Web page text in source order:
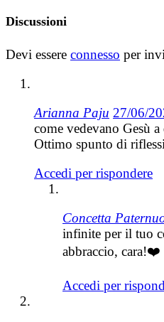
Discussioni
Devi essere connesso per
Arianna Paju 27/06/
come vedevano Gesù
Ottimo spunto di
Accedi per rispondere
Concetta
infinite per il tuo
abbraccio, cara!❤️
Accedi per